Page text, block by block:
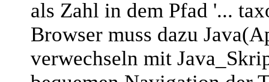
als Zahl in dem Pfad '...
Browser muss dazu
verwechseln mit